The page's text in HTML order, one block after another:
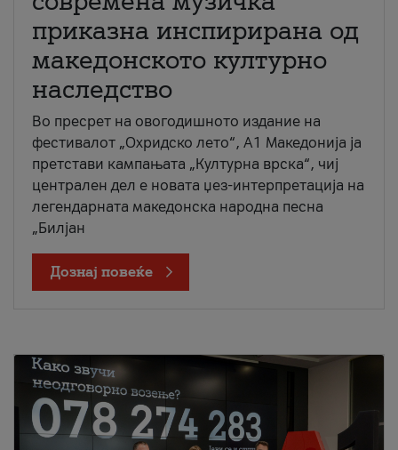
приказна инспирирана од
македонското културно
наследство
Во пресрет на овогодишното издание на
фестивалот „Охридско лето“, А1 Македонија ја
претстави кампањата „Културна врска“, чиј
централен дел е новата џез-интерпретација на
легендарната македонска народна песна
„Билјан
Дознај повеќе